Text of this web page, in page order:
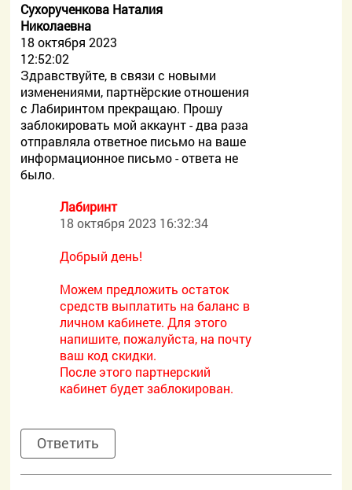
Сухорученкова Наталия
Николаевна
18 октября 2023
12:52:02
Здравствуйте, в связи с новыми
изменениями, партнёрские отношения
с Лабиринтом прекращаю. Прошу
заблокировать мой аккаунт - два раза
отправляла ответное письмо на ваше
информационное письмо - ответа не
было.
Лабиринт
18 октября 2023 16:32:34
Добрый день!
Можем предложить остаток
средств выплатить на баланс в
личном кабинете. Для этого
напишите, пожалуйста, на почту
ваш код скидки.
После этого партнерский
кабинет будет заблокирован.
Ответить